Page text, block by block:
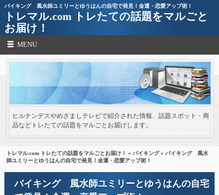
バイキング 風水師ユミリーとゆうはんの自宅で発見！金運・恋愛アップ術！
トレマル.com トレたての話題をマルごと
お届け！
MENU
ヒルナンデスやめざましテレビで紹介された情報、話題スポット・商
品などトレたての話題をマルごとお届けします。
トレマル.com トレたての話題をマルごとお届け！ »バイキング» バイキング 風水
師ユミリーとゆうはんの自宅で発見！金運・恋愛アップ術！
バイキング 風水師ユミリーとゆうはんの自宅